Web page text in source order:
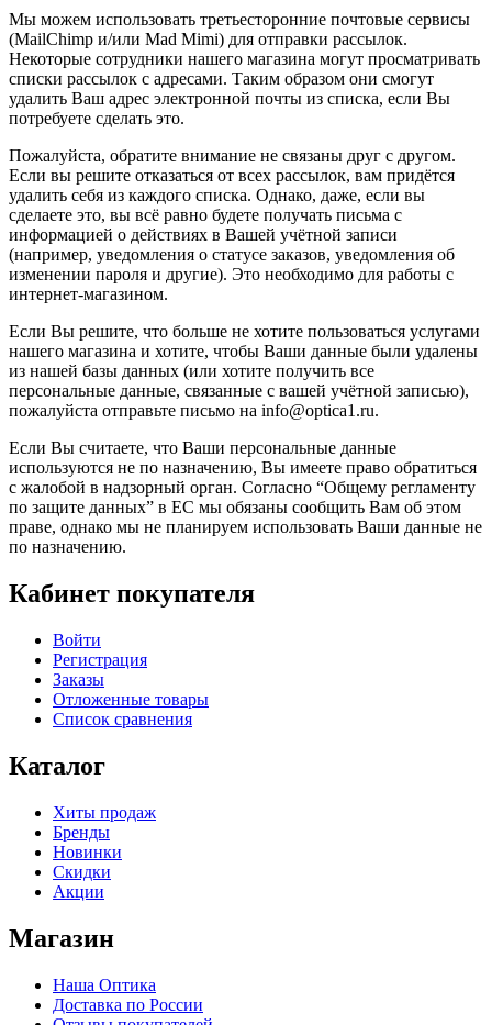
Мы можем использовать третьесторонние почтовые сервисы
(MailChimp и/или Mad Mimi) для отправки рассылок.
Некоторые сотрудники нашего магазина могут просматривать
списки рассылок с адресами. Таким образом они смогут
удалить Ваш адрес электронной почты из списка, если Вы
потребуете сделать это.
Пожалуйста, обратите внимание не связаны друг с другом.
Если вы решите отказаться от всех рассылок, вам придётся
удалить себя из каждого списка. Однако, даже, если вы
сделаете это, вы всё равно будете получать письма с
информацией о действиях в Вашей учётной записи
(например, уведомления о статусе заказов, уведомления об
изменении пароля и другие). Это необходимо для работы с
интернет-магазином.
Если Вы решите, что больше не хотите пользоваться услугами
нашего магазина и хотите, чтобы Ваши данные были удалены
из нашей базы данных (или хотите получить все
персональные данные, связанные с вашей учётной записью),
пожалуйста отправьте письмо на info@optica1.ru.
Если Вы считаете, что Ваши персональные данные
используются не по назначению, Вы имеете право обратиться
с жалобой в надзорный орган. Согласно “Общему регламенту
по защите данных” в ЕС мы обязаны сообщить Вам об этом
праве, однако мы не планируем использовать Ваши данные не
по назначению.
Кабинет покупателя
Войти
Регистрация
Заказы
Отложенные товары
Список сравнения
Каталог
Хиты продаж
Бренды
Новинки
Скидки
Акции
Магазин
Наша Оптика
Доставка по России